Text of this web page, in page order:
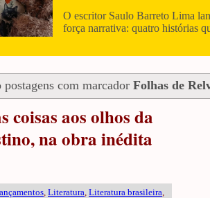
O escritor Saulo Barreto Lima
força narrativa: quatro histórias
com marcador Folhas de
coisas aos olhos da
na obra inédita
Literatura Literatura brasileira